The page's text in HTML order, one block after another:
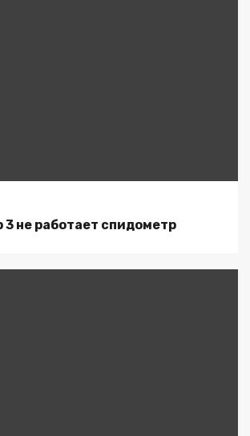
не работает спидометр